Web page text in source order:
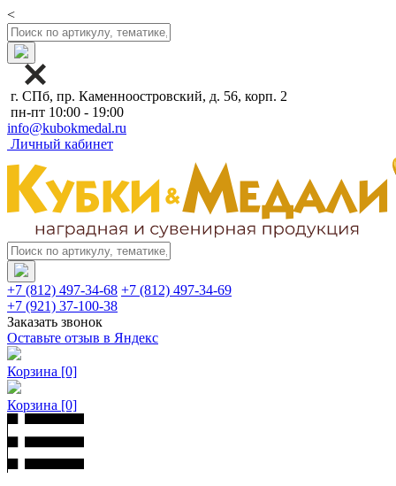
<
г. СПб, пр. Каменноостровский, д. 56, корп. 2
пн-пт 10:00 - 19:00
info@kubokmedal.ru
Личный кабинет
+7 (812) 497-34-68 +7 (812) 497-34-69
+7 (921) 37-100-38
Заказать звонок
Оставьте отзыв в Яндекс
Корзина [0]
Корзина [0]